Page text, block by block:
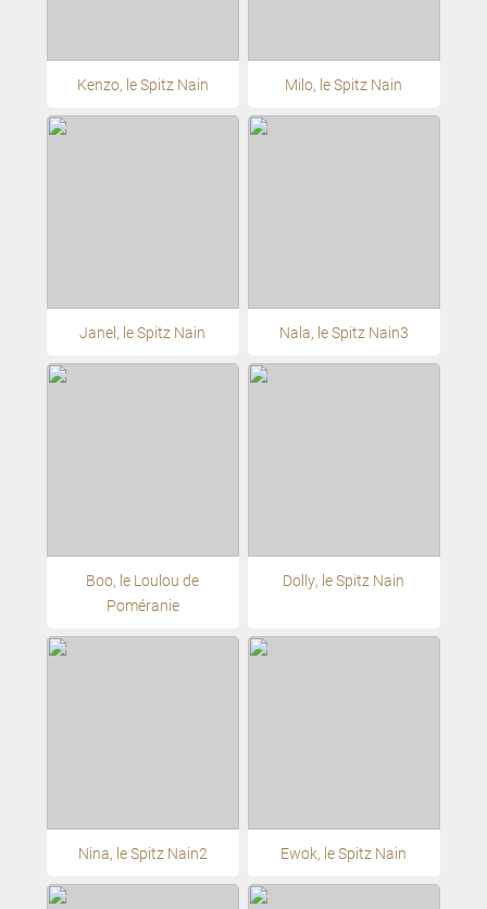
Kenzo, le Spitz Nain Milo, le Spitz Nain
Janel, le Spitz Nain Nala, le Spitz Nain3
Boo, le Loulou de
Poméranie
Dolly, le Spitz Nain
Nina, le Spitz Nain2 Ewok, le Spitz Nain